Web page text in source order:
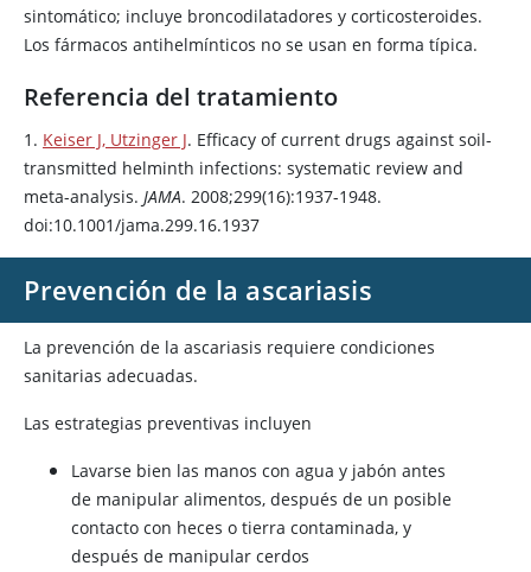
sintomático; incluye broncodilatadores y corticosteroides.
Los fármacos antihelmínticos no se usan en forma típica.
Referencia del tratamiento
1. Keiser J, Utzinger J. Efficacy of current drugs against soil-
transmitted helminth infections: systematic review and
meta-analysis. JAMA. 2008;299(16):1937-1948.
doi:10.1001/jama.299.16.1937
Prevención de la ascariasis
La prevención de la ascariasis requiere condiciones
sanitarias adecuadas.
Las estrategias preventivas incluyen
Lavarse bien las manos con agua y jabón antes
de manipular alimentos, después de un posible
contacto con heces o tierra contaminada, y
después de manipular cerdos